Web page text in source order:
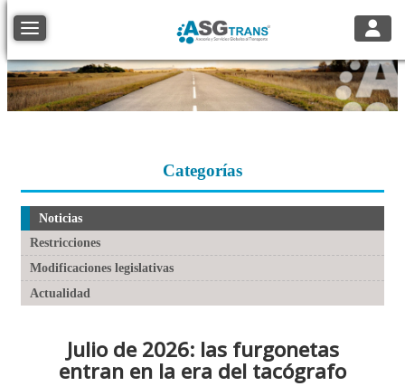
Toggle navigation
Categorías
Noticias
Restricciones
Modificaciones legislativas
Actualidad
Julio de 2026: las furgonetas
entran en la era del tacógrafo